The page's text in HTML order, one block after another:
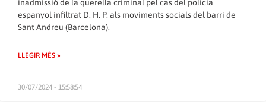
inadmissió de la querella criminal pel cas del policia
espanyol infiltrat D. H. P. als moviments socials del barri de
Sant Andreu (Barcelona).
LLEGIR MÉS »
30/07/2024 - 15:58:54